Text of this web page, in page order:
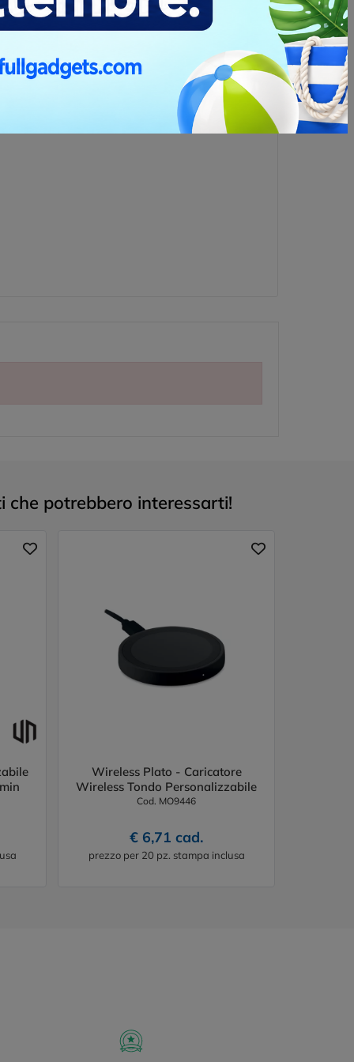
che potrebbero interessarti!
Wireless Plato - Caricatore
Wireless Tondo Personalizzabile
Cod. MO9446
€ 6,71 cad.
prezzo per 20 pz. stampa inclusa